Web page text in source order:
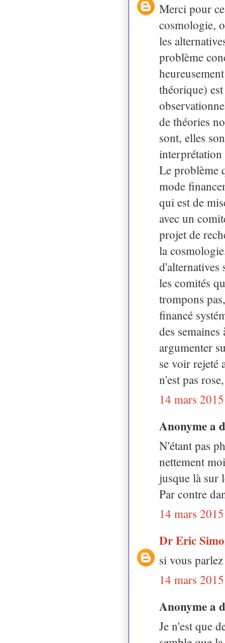
Merci pour
cosmologie,
les
problème
théorique)
de théories
sont, elles
interprétation
Le problème
mode
qui est de
avec un
projet de
la
d'alternatives
les comités
trompons
financé
des
argumenter
se voir rejeté
n'est pas
14 mars
Anonyme a
N'étant pas
nettement
jusque là sur
Par contre
14 mars
Dr Eric
si vous
14 mars
Anonyme a
Je n'est que